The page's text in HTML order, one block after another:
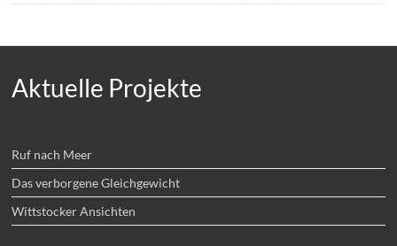
Aktuelle Projekte
Ruf nach Meer
Das verborgene Gleichgewicht
Wittstocker Ansichten